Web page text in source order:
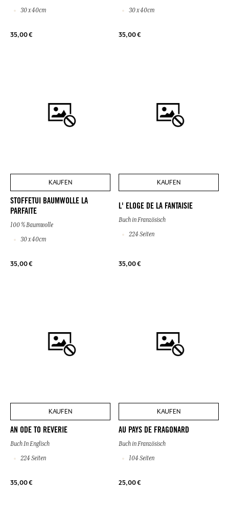
30 x 40cm
35,00 €
30 x 40cm
35,00 €
KAUFEN
STOFFETUI BAUMWOLLE LA
PARFAITE
100 % Baumwolle
30 x 40cm
35,00 €
KAUFEN
L' ELOGE DE LA FANTAISIE
Buch in Französisch
224 Seiten
35,00 €
KAUFEN
AN ODE TO REVERIE
Buch In Englisch
224 Seiten
35,00 €
KAUFEN
AU PAYS DE FRAGONARD
Buch in Französisch
104 Seiten
25,00 €